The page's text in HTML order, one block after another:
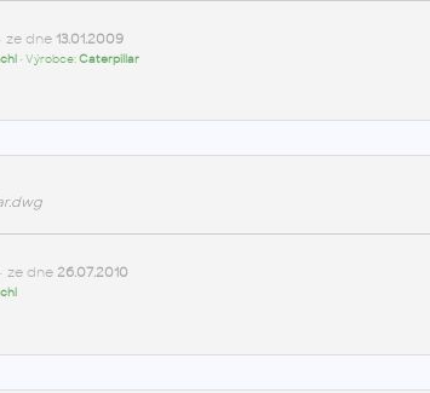
ze dne 13.01.2009
• Výrobce:Caterpillar
ze dne 26.07.2010